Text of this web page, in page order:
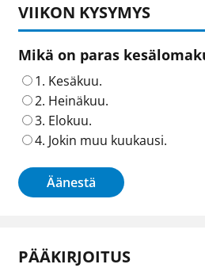
VIIKON KYSYMYS
Mikä on paras
1. Kesäkuu.
2. Heinäkuu.
3. Elokuu.
4. Jokin muu kuukausi.
Äänestä
PÄÄKIRJOITUS